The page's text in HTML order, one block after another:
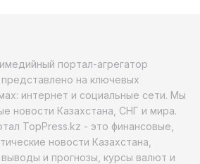
портал-агрегатор
на ключевых
интернет и социальные сети. Мы
новости Казахстана, СНГ и мира.
TopPress.kz - это финансовые,
новости Казахстана,
выводы и прогнозы, курсы валют и